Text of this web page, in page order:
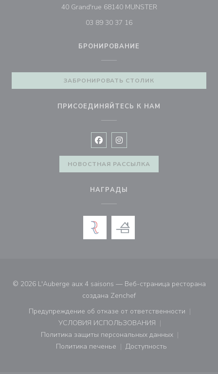
40 Grand'rue 68140 MUNSTER((открывается в
03 89 30 37 16
БРОНИРОВАНИЕ
ЗАБРОНИРОВАТЬ СТОЛИК
ПРИСОЕДИНЯЙТЕСЬ К НАМ
Facebook ((открывается в новом
Instagram ((открывается в
НОВОСТНАЯ РАССЫЛКА
НАГРАДЫ
© 2026 L'Auberge aux 4 saisons — Веб-страница ресторана
создана Zenchef((открывается в новом
Предупреждение об отказе от ответственности
((открывается в новом окне))
УСЛОВИЯ ИСПОЛЬЗОВАНИЯ
((открывается в новом окне))
Политика защиты персональных данных
((открывается в новом окне))
Политика печенье
((открывается в новом окне))
Доступность
((открывается в